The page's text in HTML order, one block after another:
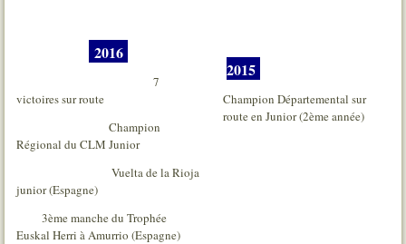
2016
7
victoires sur route
Champion
Régional du CLM Junior
Vuelta de la Rioja
junior (Espagne)
3ème manche du Trophée
Euskal Herri à Amurrio (Espagne)
2015
Champion Départemental sur
route en Junior (2ème année)